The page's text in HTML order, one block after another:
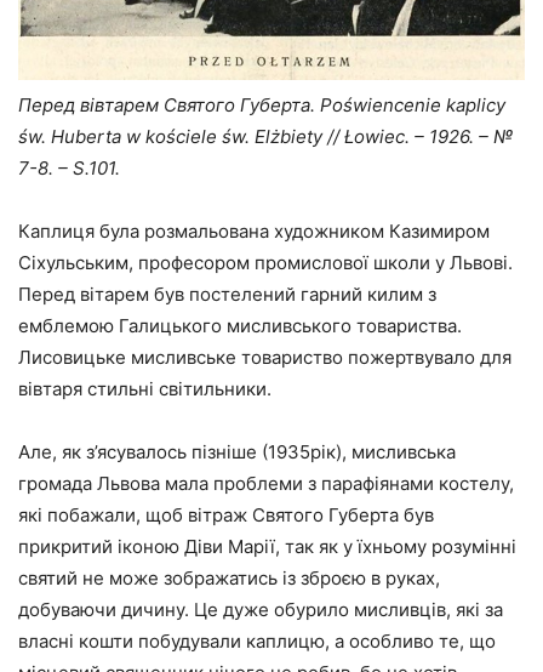
Перед вівтарем Святого Губерта. Poświencenie kaplicy
św. Huberta w kościele św. Elżbiety // Łowiec. – 1926. – №
7-8. – S.101.
Каплиця була розмальована художником Казимиром
Сіхульським, професором промислової школи у Львові.
Перед вітарем був постелений гарний килим з
емблемою Галицького мисливського товариства.
Лисовицьке мисливське товариство пожертвувало для
вівтаря стильні світильники.
Але, як з’ясувалось пізніше (1935рік), мисливська
громада Львова мала проблеми з парафіянами костелу,
які побажали, щоб вітраж Святого Губерта був
прикритий іконою Діви Марії, так як у їхньому розумінні
святий не може зображатись із зброєю в руках,
добуваючи дичину. Це дуже обурило мисливців, які за
власні кошти побудували каплицю, а особливо те, що